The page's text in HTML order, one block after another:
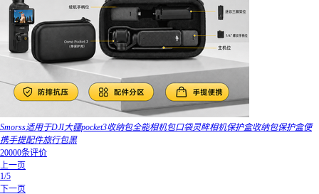
Smorss适用于DJI大疆pocket3收纳包全能相机包口袋灵眸相机保护盒收纳包保护盒便
携手提配件旅行包黑
20000条评价
上一页
1/5
下一页